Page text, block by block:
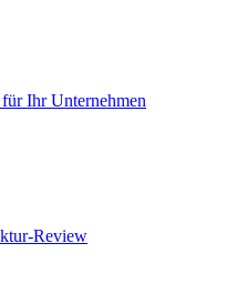
Ihr Unternehmen
Review